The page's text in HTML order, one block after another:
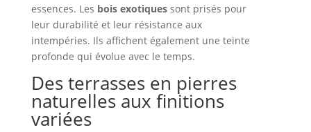
essences. Les bois exotiques sont prisés pour
leur durabilité et leur résistance aux
intempéries. Ils affichent également une teinte
profonde qui évolue avec le temps.
Des terrasses en pierres
naturelles aux finitions
variées